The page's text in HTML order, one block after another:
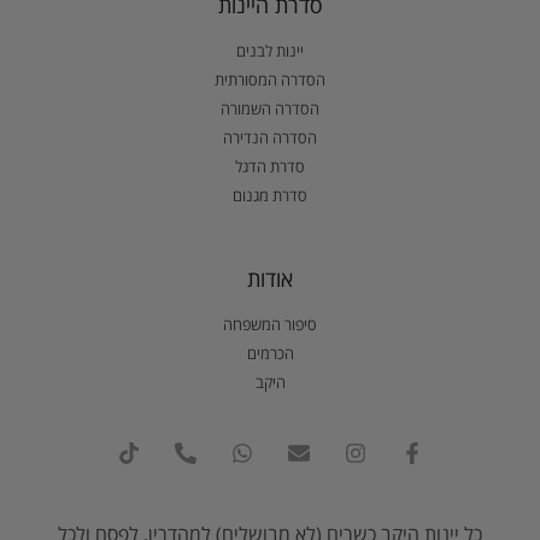
יינות לבנים
הסדרה המסורתית
הסדרה השמורה
הסדרה הנדירה
סדרת הדגל
סדרת מגנום
אודות
סיפור המשפחה
הכרמים
היקב
כל יינות היקב כשרים (לא מבושלים) למהדרין, לפסח ולכל